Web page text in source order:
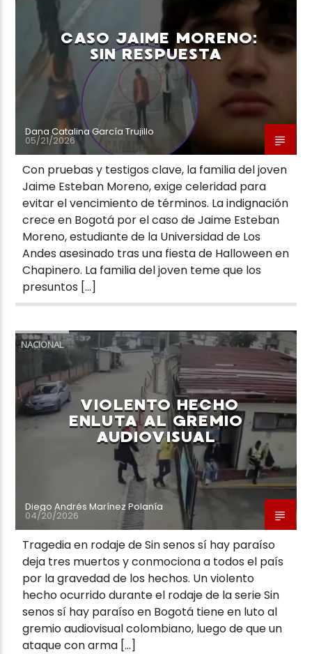
Neiva Estereo
CASO JAIME MORENO:
SIN RESPUESTA
Dana Catalina García Trujillo
05/21/2026
Con pruebas y testigos clave, la familia del joven
Jaime Esteban Moreno, exige celeridad para
evitar el vencimiento de términos. La indignación
crece en Bogotá por el caso de Jaime Esteban
Moreno, estudiante de la Universidad de Los
Andes asesinado tras una fiesta de Halloween en
Chapinero. La familia del joven teme que los
presuntos […]
NACIONAL
VIOLENTO HECHO
ENLUTA AL GREMIO
AUDIOVISUAL
Diego Andrés Marínez Polanía
04/20/2026
Tragedia en rodaje de Sin senos sí hay paraíso
deja tres muertos y conmociona a todos el país
por la gravedad de los hechos. Un violento
hecho ocurrido durante el rodaje de la serie Sin
senos sí hay paraíso en Bogotá tiene en luto al
gremio audiovisual colombiano, luego de que un
ataque con arma […]